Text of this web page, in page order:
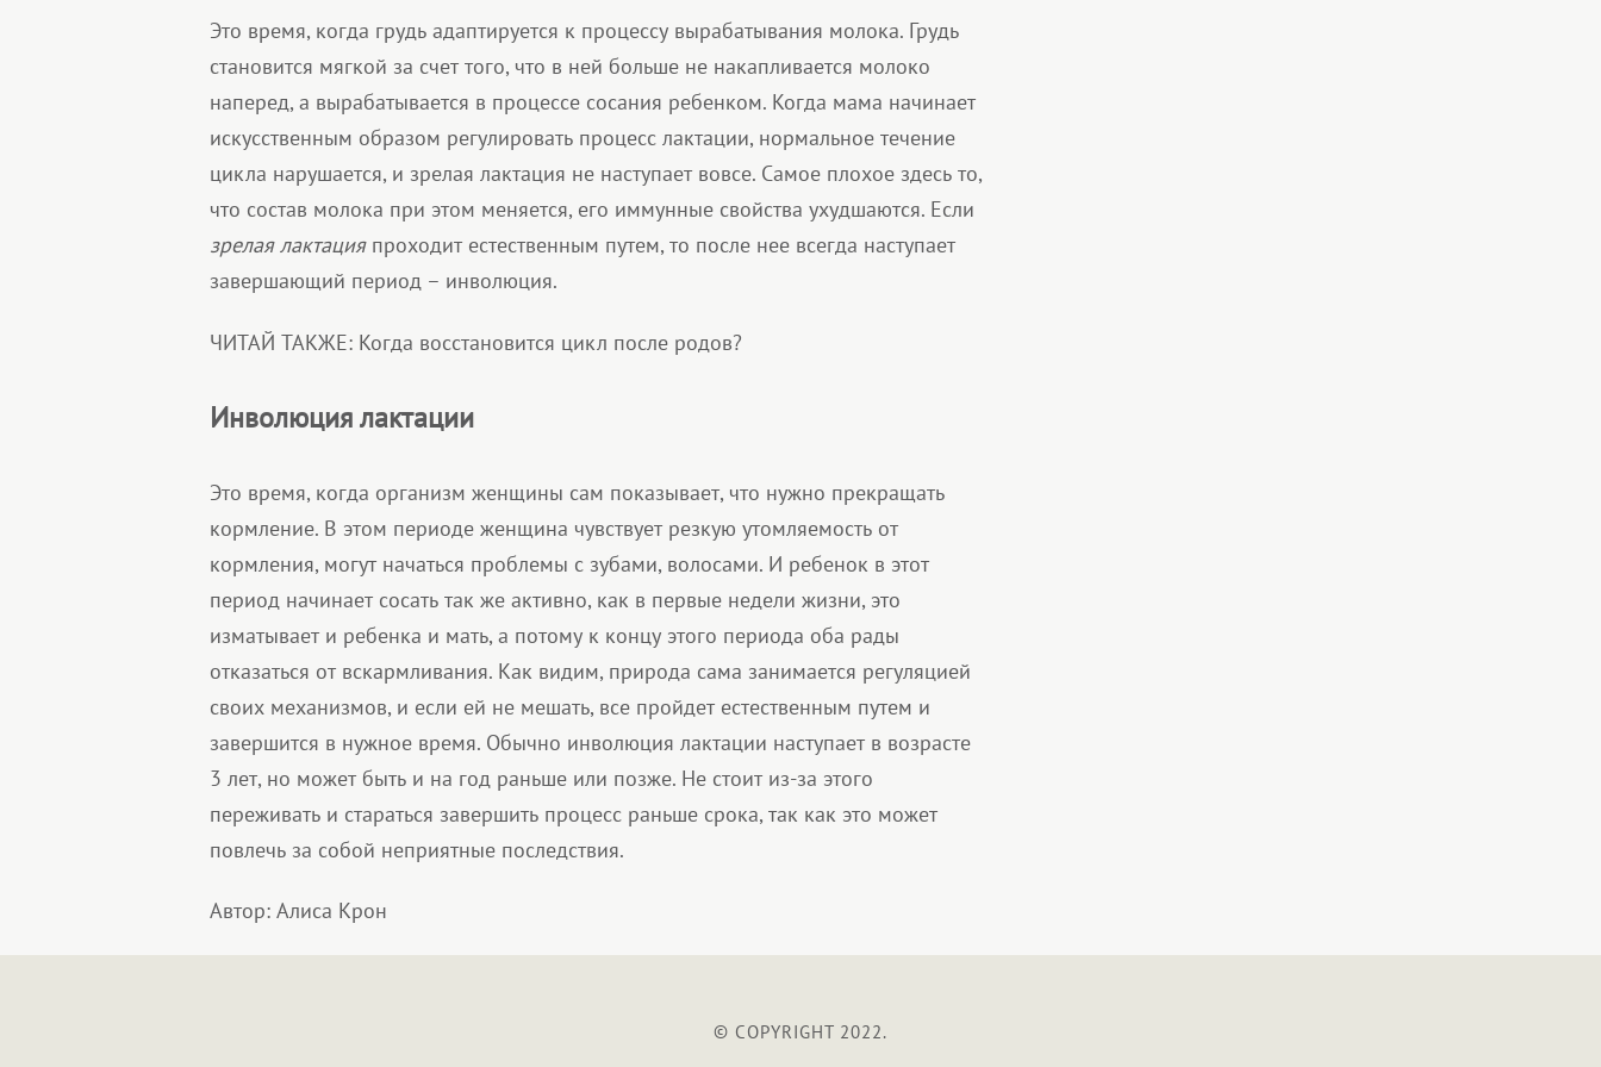
Это время, когда грудь адаптируется к процессу вырабатывания молока. Грудь
становится мягкой за счет того, что в ней больше не накапливается молоко
наперед, а вырабатывается в процессе сосания ребенком. Когда мама начинает
искусственным образом регулировать процесс лактации, нормальное течение
цикла нарушается, и зрелая лактация не наступает вовсе. Самое плохое здесь то,
что состав молока при этом меняется, его иммунные свойства ухудшаются. Если
зрелая лактацияпроходит естественным путем, то после нее всегда наступает
завершающий период – инволюция.
ЧИТАЙ ТАКЖЕ: Когда восстановится цикл после родов?
Инволюция лактации
Это время, когда организм женщины сам показывает, что нужно прекращать
кормление. В этом периоде женщина чувствует резкую утомляемость от
кормления, могут начаться проблемы с зубами, волосами. И ребенок в этот
период начинает сосать так же активно, как в первые недели жизни, это
изматывает и ребенка и мать, а потому к концу этого периода оба рады
отказаться от вскармливания. Как видим, природа сама занимается регуляцией
своих механизмов, и если ей не мешать, все пройдет естественным путем и
завершится в нужное время. Обычно инволюция лактации наступает в возрасте
3 лет, но может быть и на год раньше или позже. Не стоит из-за этого
переживать и стараться завершить процесс раньше срока, так как это может
повлечь за собой неприятные последствия.
Автор: Алиса Крон
© COPYRIGHT 2022.